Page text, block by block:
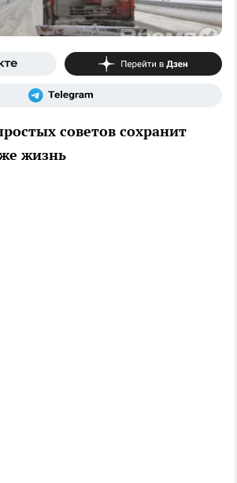
советов сохранит
жизнь